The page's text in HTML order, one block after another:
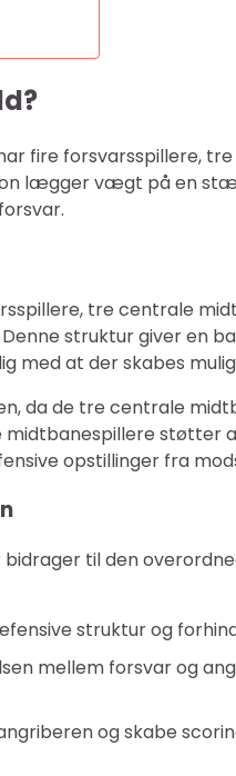
fire forsvarsspillere,
lægger vægt på en
tre centrale
struktur giver en
med at der skabes
da de tre centrale
støtter
opstillinger fra
til den
struktur og
mellem forsvar og
og skabe